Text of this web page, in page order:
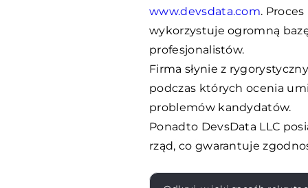
www.devsdata.com.
wykorzystuje ogromną
profesjonalistów.
Firma słynie z
podczas których ocenia
problemów kandydatów.
Ponadto DevsData LLC
rząd, co gwarantuje